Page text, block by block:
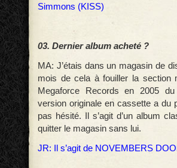
Simmons (KISS)
03. Dernier album acheté ?
MA: J’étais dans un magasin de
mois de cela à fouiller la section
Megaforce Records en 2005
version originale en cassette a du
pas hésité. Il s’agit d’un album
quitter le magasin sans lui.
JR: Il s’agit de NOVEMBERS